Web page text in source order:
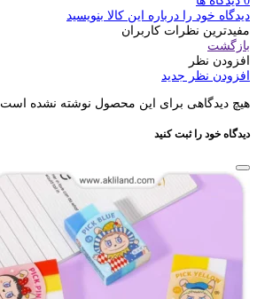
دیدگاه خود را درباره این کالا بنویسید
مفیدترین نظرات کاربران
بازگشت
افزودن نظر
افزودن نظر جدید
هیچ دیدگاهی برای این محصول نوشته نشده است.
دیدگاه خود را ثبت کنید